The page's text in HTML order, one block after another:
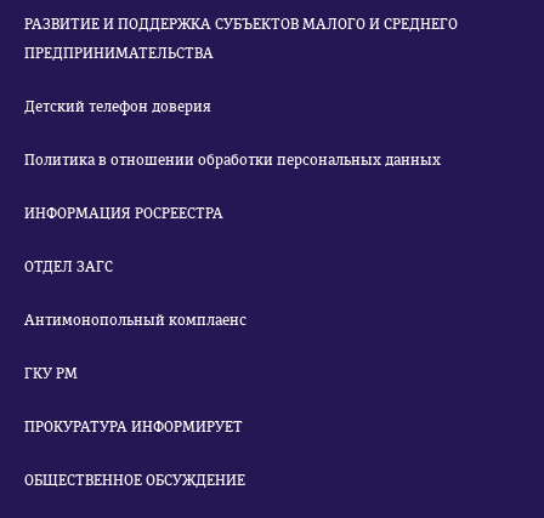
РАЗВИТИЕ И ПОДДЕРЖКА СУБЪЕКТОВ МАЛОГО И СРЕДНЕГО
ПРЕДПРИНИМАТЕЛЬСТВА
Детский телефон доверия
Политика в отношении обработки персональных данных
ИНФОРМАЦИЯ РОСРЕЕСТРА
ОТДЕЛ ЗАГС
Антимонопольный комплаенс
ГКУ РМ
ПРОКУРАТУРА ИНФОРМИРУЕТ
ОБЩЕСТВЕННОЕ ОБСУЖДЕНИЕ